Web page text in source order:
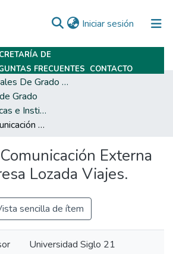
Iniciar sesión (current)
DE
FRECUENTES CONTACTO
Trabajos Finales De Grado Y Posgrado
Grado
Relaciones Públicas e Institucionales
Eco plan de Comunicación Externa para la empresa Lozada Viajes.
Externa
Lozada Viajes.
sencilla de ítem
Universidad Siglo 21